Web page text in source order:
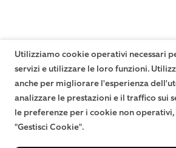
Utilizziamo cookie operativi necessari
servizi e utilizzare le loro funzioni.
anche per migliorare l'esperienza
analizzare le prestazioni e il traffico sui
le preferenze per i cookie non operativi,
"Gestisci Cookie".